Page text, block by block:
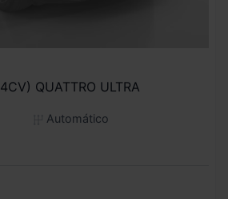
QUATTRO ULTRA
Automático